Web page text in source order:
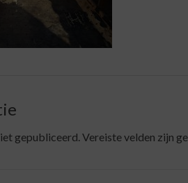
gepubliceerd.Vereiste velden zijn